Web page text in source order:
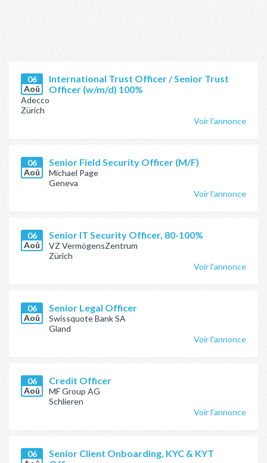
06
Aoû
International Trust Officer / Senior Trust
Officer (w/m/d) 100%
Adecco
Zürich
Voir l'annonce
06
Aoû
Senior Field Security Officer (M/F)
Michael Page
Geneva
Voir l'annonce
06
Aoû
Senior IT Security Officer, 80-100%
VZ VermögensZentrum
Zürich
Voir l'annonce
06
Aoû
Senior Legal Officer
Swissquote Bank SA
Gland
Voir l'annonce
06
Aoû
Credit Officer
MF Group AG
Schlieren
Voir l'annonce
06
Senior Client Onboarding, KYC & KYT